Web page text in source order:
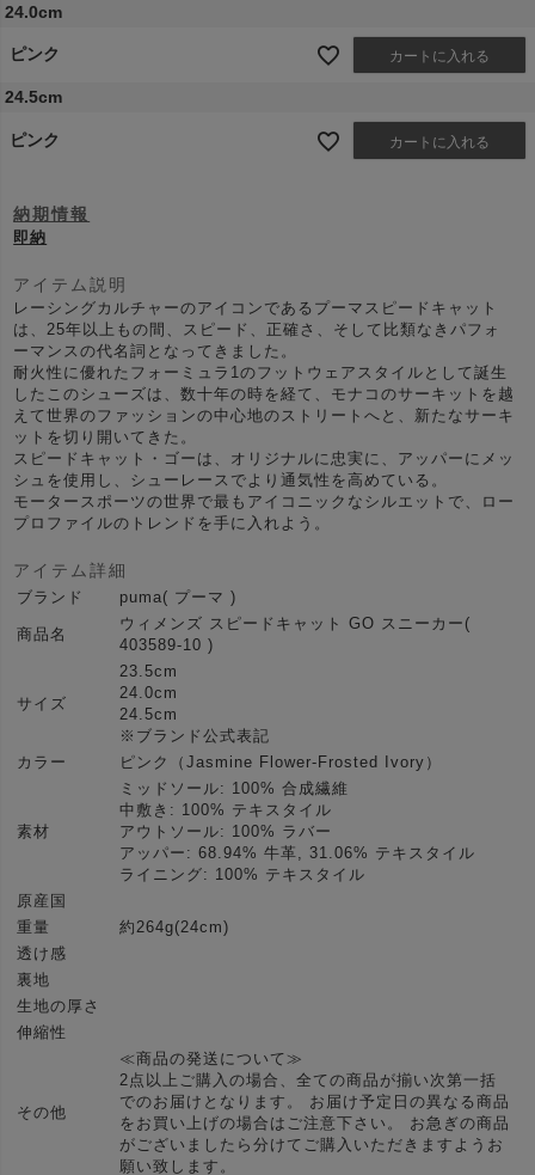
24.0cm
ピンク カートに入れる
24.5cm
ピンク カートに入れる
納期情報
即納
アイテム説明
レーシングカルチャーのアイコンであるプーマスピードキャット
は、25年以上もの間、スピード、正確さ、そして比類なきパフォ
ーマンスの代名詞となってきました。
耐火性に優れたフォーミュラ1のフットウェアスタイルとして誕生
したこのシューズは、数十年の時を経て、モナコのサーキットを越
えて世界のファッションの中心地のストリートへと、新たなサーキ
ットを切り開いてきた。
スピードキャット・ゴーは、オリジナルに忠実に、アッパーにメッ
シュを使用し、シューレースでより通気性を高めている。
モータースポーツの世界で最もアイコニックなシルエットで、ロー
プロファイルのトレンドを手に入れよう。
アイテム詳細
ブランド puma( プーマ )
商品名
ウィメンズ スピードキャット GO スニーカー(
403589-10 )
サイズ
23.5cm
24.0cm
24.5cm
※ブランド公式表記
カラー
ピンク（Jasmine Flower-Frosted Ivory）
素材
ミッドソール: 100% 合成繊維
中敷き: 100% テキスタイル
アウトソール: 100% ラバー
アッパー: 68.94% 牛革, 31.06% テキスタイル
ライニング: 100% テキスタイル
原産国
重量
約264g(24cm)
透け感
裏地
生地の厚さ
伸縮性
その他
≪商品の発送について≫
2点以上ご購入の場合、全ての商品が揃い次第一括
でのお届けとなります。 お届け予定日の異なる商品
をお買い上げの場合はご注意下さい。 お急ぎの商品
がございましたら分けてご購入いただきますようお
願い致します。